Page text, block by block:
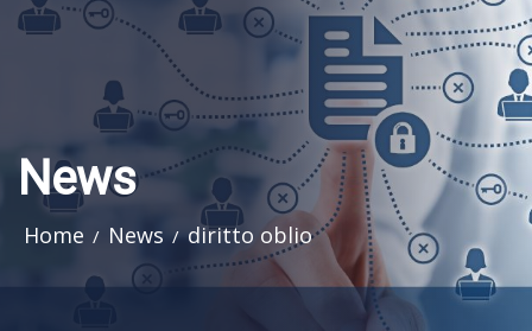
News
Home News diritto oblio